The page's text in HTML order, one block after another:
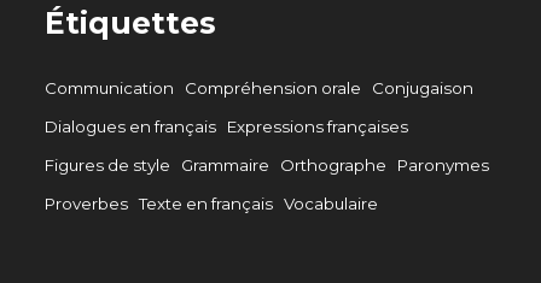
Étiquettes
Communication Compréhension orale
Conjugaison
Dialogues en français
Expressions françaises
Figures de style
Grammaire Orthographe
Paronymes
Proverbes Texte en français Vocabulaire